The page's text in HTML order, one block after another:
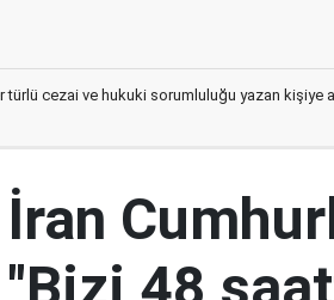
türlü cezai ve hukuki sorumluluğu yazan
İran